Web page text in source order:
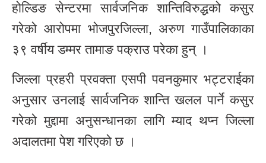
होल्डिङ सेन्टरमा सार्वजनिक शान्तिविरुद्धको कसुर
गरेको आरोपमा भोजपुरजिल्ला, अरुण गाउँपालिकाका
३९ वर्षीय डम्मर तामाङ पक्राउ परेका हुन् ।
जिल्ला प्रहरी प्रवक्ता एसपी पवनकुमार भट्टराईका
अनुसार उनलाई सार्वजनिक शान्ति खलल पार्ने कसुर
गरेको मुद्दामा अनुसन्धानका लागि म्याद थप्न जिल्ला
अदालतमा पेश गरिएको छ ।